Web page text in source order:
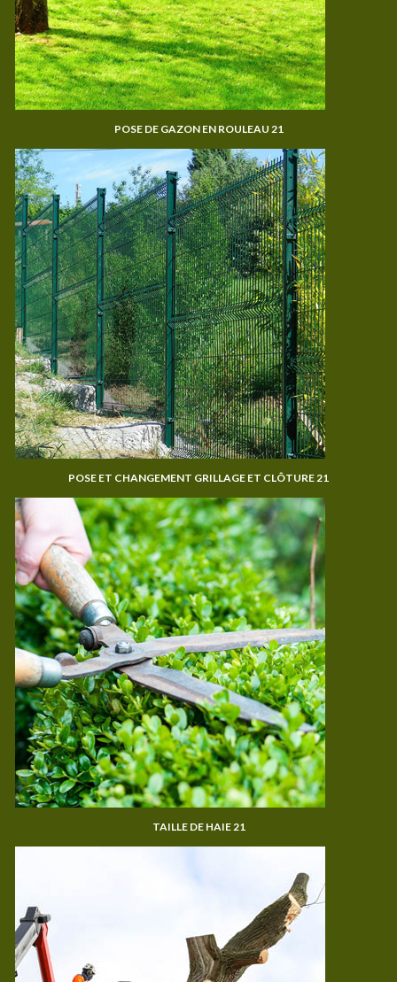
POSE DE GAZON EN ROULEAU 21
POSE ET CHANGEMENT GRILLAGE ET CLÔTURE 21
TAILLE DE HAIE 21